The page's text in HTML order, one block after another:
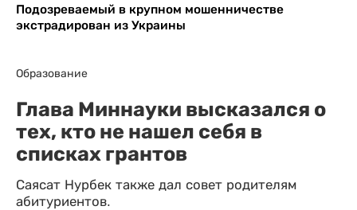
Подозреваемый в крупном мошенничестве
экстрадирован из Украины
Образование
Глава Миннауки высказался о
тех, кто не нашел себя в
списках грантов
Саясат Нурбек также дал совет родителям
абитуриентов.